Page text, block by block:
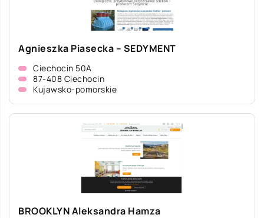
Agnieszka Piasecka – SEDYMENT
Ciechocin 50A
87-408 Ciechocin
Kujawsko-pomorskie
BROOKLYN Aleksandra Hamza